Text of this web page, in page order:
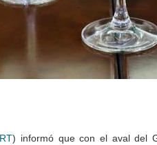
) informó que con el aval del